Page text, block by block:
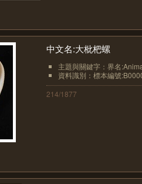
中文名:大枇杷螺
主題與關鍵字：界名
資料識別：標本編號
214/1877